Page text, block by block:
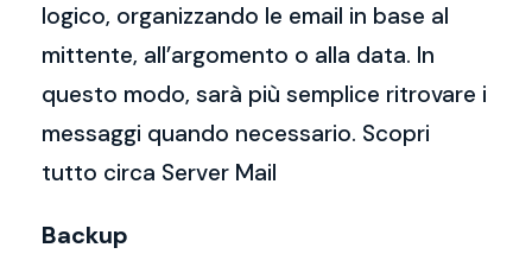
logico, organizzando le email in base al
mittente, all’argomento o alla data. In
questo modo, sarà più semplice ritrovare i
messaggi quando necessario. Scopri
tutto circa Server Mail
Backup